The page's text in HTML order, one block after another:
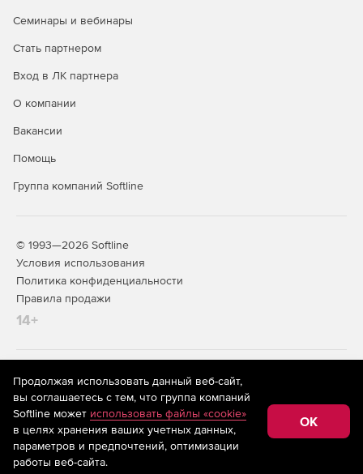
Семинары и вебинары
Стать партнером
Вход в ЛК партнера
О компании
Вакансии
Помощь
Группа компаний Softline
© 1993—2026 Softline
Условия использования
Политика конфиденциальности
Правила продажи
14+
На информационном ресурсе store.softline.ru применяются
рекомендательные технологии
(информационные технологии
предоставления информации на основе сбора,
систематизации и анализа сведений, относящихся к
предпочтениям пользователей сети «Интернет»,
находящихся на территории Российской Федерации)
Продолжая использовать данный веб-сайт,
вы соглашаетесь с тем, что группа компаний
Softline может использовать файлы «cookie»
в целях хранения ваших учетных данных,
параметров и предпочтений, оптимизации
работы веб-сайта.
OK